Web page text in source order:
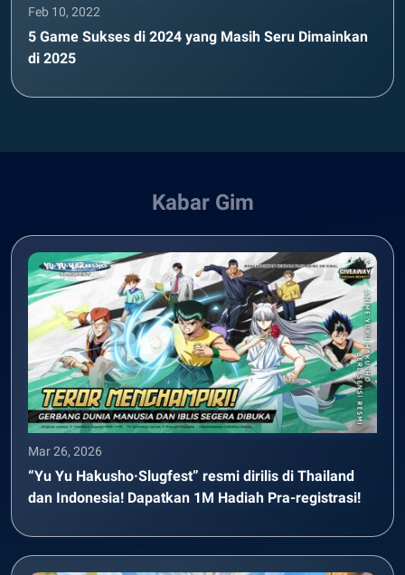
Feb 10, 2022
5 Game Sukses di 2024 yang Masih Seru Dimainkan
di 2025
Kabar Gim
Mar 26, 2026
“Yu Yu Hakusho·Slugfest” resmi dirilis di Thailand
dan Indonesia! Dapatkan 1M Hadiah Pra-registrasi!